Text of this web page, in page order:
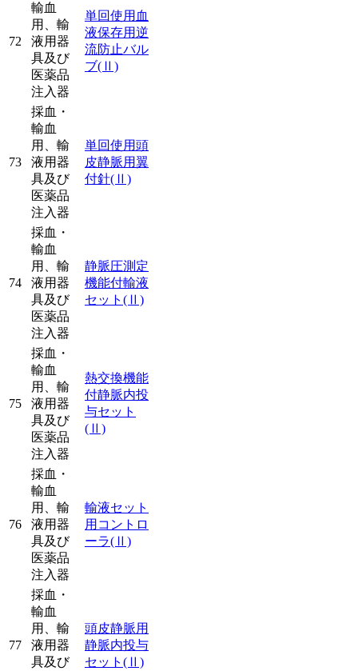
72
輸血
用、輸
液用器
具及び
医薬品
注入器
単回使用血
液保存用逆
流防止バル
ブ(Ⅱ)
73
採血・
輸血
用、輸
液用器
具及び
医薬品
注入器
単回使用頭
皮静脈用翼
付針(Ⅱ)
74
採血・
輸血
用、輸
液用器
具及び
医薬品
注入器
静脈圧測定
機能付輸液
セット (Ⅱ)
75
採血・
輸血
用、輸
液用器
具及び
医薬品
注入器
熱交換機能
付静脈内投
与セット
(Ⅱ)
76
採血・
輸血
用、輸
液用器
具及び
医薬品
注入器
輸液セット
用コントロ
ーラ(Ⅱ)
77
採血・
輸血
用、輸
液用器
具及び
頭皮静脈用
静脈内投与
セット (Ⅱ)